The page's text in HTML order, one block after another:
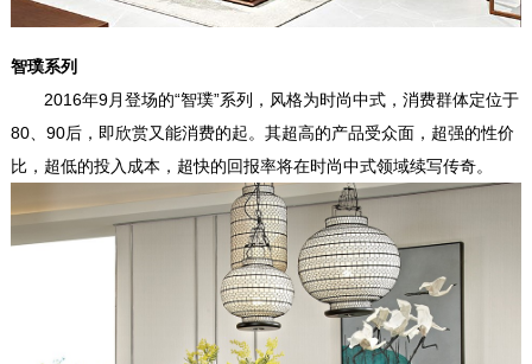
智璞系列
2016年9月登场的“智璞”系列，风格为时尚中式，消费群体定位于
80、90后，即欣赏又能消费的起。其超高的产品受众面，超强的性价
比，超低的投入成本，超快的回报率将在时尚中式领域续写传奇。